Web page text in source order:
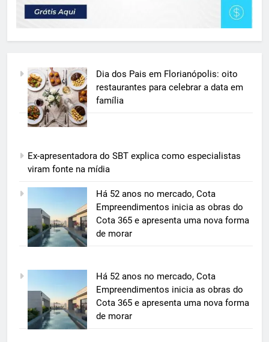
Dia dos Pais em Florianópolis: oito
restaurantes para celebrar a data em
família
Ex-apresentadora do SBT explica como especialistas
viram fonte na mídia
Há 52 anos no mercado, Cota
Empreendimentos inicia as obras do
Cota 365 e apresenta uma nova forma
de morar
Há 52 anos no mercado, Cota
Empreendimentos inicia as obras do
Cota 365 e apresenta uma nova forma
de morar
5
Grupo Pereira lança iniciativa
pioneira e escalável de
aproveitamento de frutas, legumes
ECONOMIA & NEGÓCIOS
BIM transforma a construção civil
e mostra na prática como reduzir
custos, evitar desperdícios e
ECONOMIA & NEGÓCIOS